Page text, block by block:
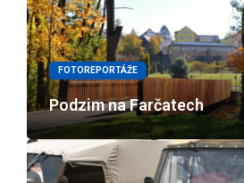
FOTOREPORTÁŽE
Podzim na Farčatech